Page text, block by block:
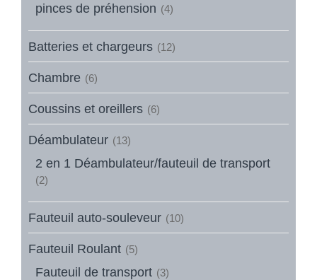
pinces de préhension (4)
Batteries et chargeurs (12)
Chambre (6)
Coussins et oreillers (6)
Déambulateur (13)
2 en 1 Déambulateur/fauteuil de transport
(2)
Fauteuil auto-souleveur (10)
Fauteuil Roulant (5)
Fauteuil de transport (3)